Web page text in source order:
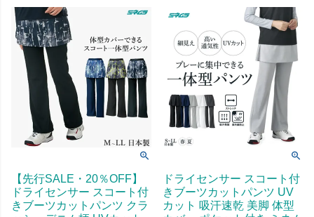
【先行SALE・20％OFF】
ドライセンサー スコート付
きブーツカットパンツ クラ
ドライセンサー スコート付
きブーツカットパンツ UV
カット 吸汗速乾 美脚 体型